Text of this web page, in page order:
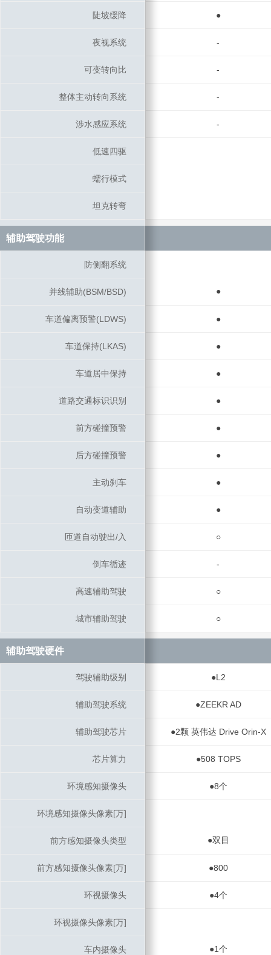
陡坡缓降 ●
夜视系统 -
可变转向比 -
整体主动转向系统 -
涉水感应系统 -
低速四驱
蠕行模式
坦克转弯
辅助驾驶功能
防侧翻系统
并线辅助(BSM/BSD) ●
车道偏离预警(LDWS) ●
车道保持(LKAS) ●
车道居中保持 ●
道路交通标识识别 ●
前方碰撞预警 ●
后方碰撞预警 ●
主动刹车 ●
自动变道辅助 ●
匝道自动驶出/入 ○
倒车循迹 -
高速辅助驾驶 ○
城市辅助驾驶 ○
辅助驾驶硬件
驾驶辅助级别 ●L2
辅助驾驶系统 ●ZEEKR AD
辅助驾驶芯片 ●2颗 英伟达 Drive Orin-X
芯片算力 ●508 TOPS
环境感知摄像头 ●8个
环境感知摄像头像素[万]
前方感知摄像头类型 ●双目
前方感知摄像头像素[万] ●800
环视摄像头 ●4个
环视摄像头像素[万]
车内摄像头 ●1个
陡坡缓降
夜视系统
可变转向比
整体主动转向系统
涉水感应系统
低速四驱
蠕行模式
坦克转弯
辅助驾驶功能
防侧翻系统
并线辅助(BSM/BSD)
车道偏离预警(LDWS)
车道保持(LKAS)
车道居中保持
道路交通标识识别
前方碰撞预警
后方碰撞预警
主动刹车
自动变道辅助
匝道自动驶出/入
倒车循迹
高速辅助驾驶
城市辅助驾驶
辅助驾驶硬件
驾驶辅助级别
辅助驾驶系统
辅助驾驶芯片
芯片算力
环境感知摄像头
环境感知摄像头像素[万]
前方感知摄像头类型
前方感知摄像头像素[万]
环视摄像头
环视摄像头像素[万]
车内摄像头